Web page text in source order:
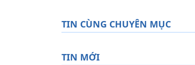
TIN CÙNG CHUYÊN MỤC
TIN MỚI